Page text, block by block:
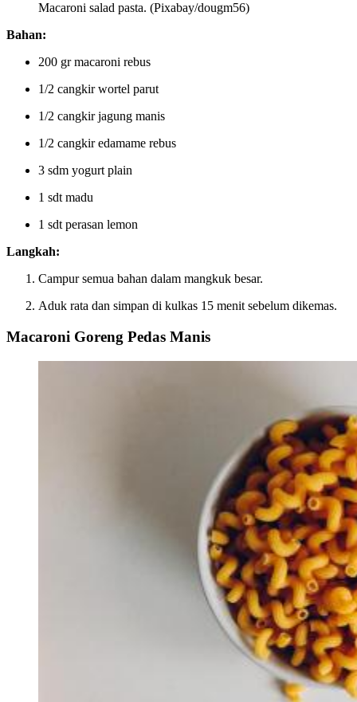
Macaroni salad pasta. (Pixabay/dougm56)
Bahan:
200 gr macaroni rebus
1/2 cangkir wortel parut
1/2 cangkir jagung manis
1/2 cangkir edamame rebus
3 sdm yogurt plain
1 sdt madu
1 sdt perasan lemon
Langkah:
Campur semua bahan dalam mangkuk besar.
Aduk rata dan simpan di kulkas 15 menit sebelum dikemas.
Macaroni Goreng Pedas Manis